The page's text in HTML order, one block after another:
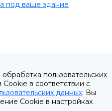
под ваше здание
НИИСТУ
под ваше здание
пользовательских
в соответствии с
данных. Вы
Cookie в настройках